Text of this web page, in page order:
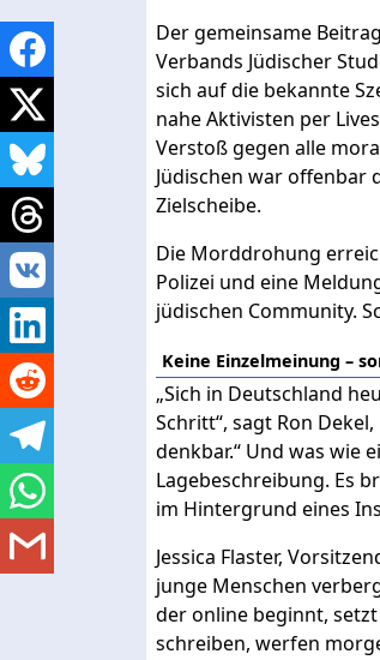
Der gemeinsame
Verbands Jüdischer
sich auf die bekannte
nahe Aktivisten per
Verstoß gegen alle
Jüdischen war offenbar
Zielscheibe.
Die Morddrohung
Polizei und eine
jüdischen Community.
Keine Einzelmeinung –
„Sich in Deutschland
Schritt“, sagt Ron
denkbar.“ Und was wie
Lagebeschreibung. Es
im Hintergrund eines
Jessica Flaster,
junge Menschen
der online beginnt,
schreiben, werfen